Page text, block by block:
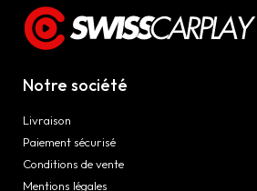
Notre société
Livraison
Paiement sécurisé
Conditions de vente
Mentions légales